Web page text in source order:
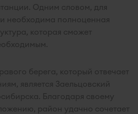
Одним словом, для
необходима полноценная
которая сможет
берега, который отвечает
является Заельцовский
Благодаря своему
район удачно сочетает